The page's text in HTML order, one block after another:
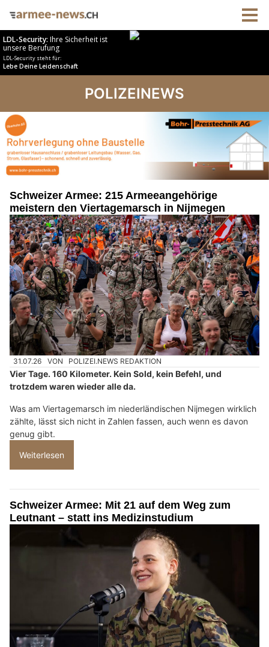
POLIZEINEWS
Schweizer Armee: 215 Armeeangehörige
meistern den Viertagemarsch in Nijmegen
31.07.26 VON POLIZEI.NEWS REDAKTION
Vier Tage. 160 Kilometer. Kein Sold, kein Befehl, und
trotzdem waren wieder alle da.
Was am Viertagemarsch im niederländischen Nijmegen wirklich
zählte, lässt sich nicht in Zahlen fassen, auch wenn es davon
genug gibt.
Weiterlesen
Schweizer Armee: Mit 21 auf dem Weg zum
Leutnant – statt ins Medizinstudium